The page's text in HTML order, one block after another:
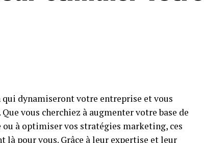
qui dynamiseront votre entreprise et vous
vous cherchiez à augmenter votre base de
à optimiser vos stratégies marketing, ces
là pour vous. Grâce à leur expertise et leur